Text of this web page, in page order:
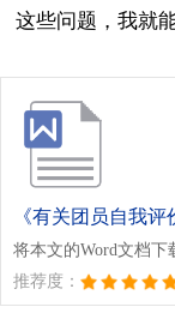
这些问题，我就
《有关团员自我评
将本文的Word文档
推荐度：